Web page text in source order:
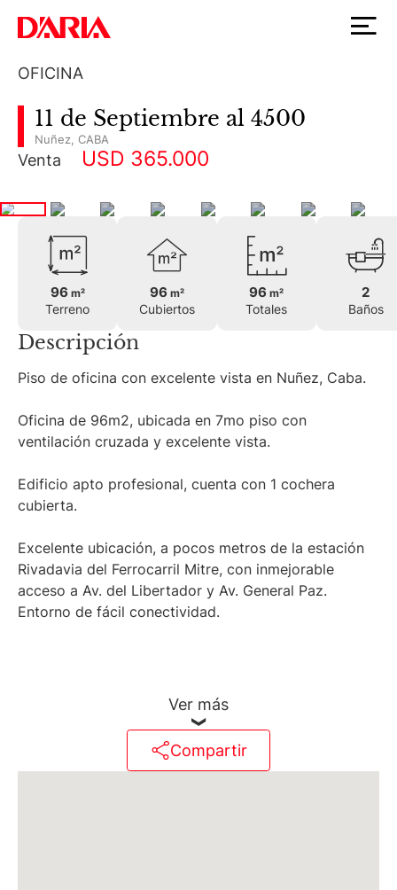
OFICINA
11 de Septiembre al 4500
Nuñez CABA
Venta USD 365.000
96 m²
Terreno
96 m²
Cubiertos
96m²
Totales
2
Baños
Descripción
Piso de oficina con excelente vista en Nuñez, Caba.
Oficina de 96m2, ubicada en 7mo piso con
ventilación cruzada y excelente vista.
Edificio apto profesional, cuenta con 1 cochera
cubierta.
Excelente ubicación, a pocos metros de la estación
Rivadavia del Ferrocarril Mitre, con inmejorable
acceso a Av. del Libertador y Av. General Paz.
Entorno de fácil conectividad.
Martillero Maximiliano Miguel D'Aria
Matrícula CMCPSI N° 6886
Ver más
Compartir